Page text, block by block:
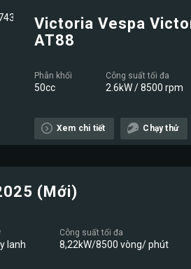
Victoria Vespa
AT88
Phân khối
50cc
Công suất tối đa
2.6kW / 8500 rpm
Xem chi tiết Chạy thử
(Mới)
lanh
Công suất tối đa
8,22kW/8500 vòng/ phút